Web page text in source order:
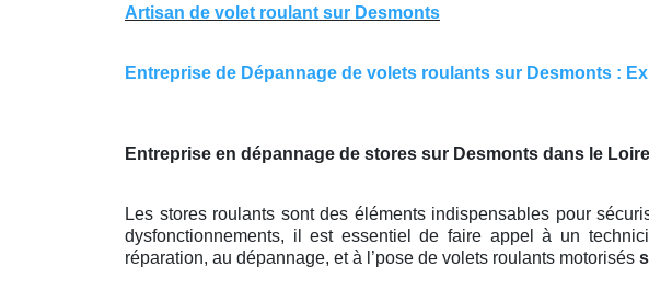
Artisan de volet roulant sur Desmonts
Entreprise de Dépannage de volets roulants sur Desmonts :
Entreprise en dépannage de stores sur Desmonts dans le
Les stores roulants sont des éléments indispensables pour
dysfonctionnements, il est essentiel de faire appel à un
réparation, au dépannage, et à l’pose de volets roulants motorisés